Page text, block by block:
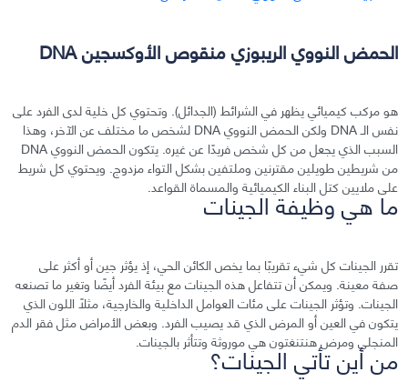
الحمض النووي الريبوزي منقوص الأوكسجين DNA
هو مركب كيميائي يظهر في الشرائط (الجدائل). وتحتوي كل خلية لدى الفرد على
نفس الـ DNA ولكن الحمض النووي DNA لشخص ما مختلف عن الآخر، وهذا
السبب الذي يجعل من كل شخص فريدًا عن غيره. يتكون الحمض النووي DNA
من شريطين طويلين مقترنين وملتفين بشكل التواء مزدوج. ويحتوي كل شريط
على ملايين كتل البناء الكيميائية والمسماة القواعد.
ما هي وظيفة الجينات
تقرر الجينات كل شيء تقريبًا بما يخص الكائن الحي، إذ يؤثر جين أو أكثر على
صفة معينة. ويمكن أن تتفاعل هذه الجينات مع بيئة الفرد أيضًا وتغير ما تصنعه
الجينات. وتؤثر الجينات على مئات العوامل الداخلية والخارجية، مثلًا اللون الذي
يتكون في العين أو المرض الذي قد يصيب الفرد. وبعض الأمراض مثل فقر الدم
المنجلي ومرض هنتنغتون هي موروثة وتتأثر بالجينات.
من أين تأتي الجينات؟